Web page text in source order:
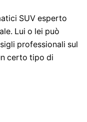
SUV esperto
Lui o lei può
professionali sul
certo tipo di